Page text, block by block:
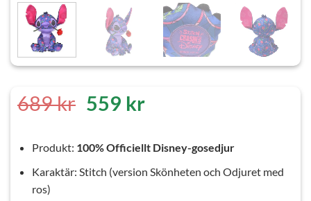
689kr Det
priset
var:
689 kr.
559 krDet
priset
559 kr.
Produkt: 100% Officiellt Disney-gosedjur
Karaktär: Stitch (version Skönheten och Odjuret med
ros)